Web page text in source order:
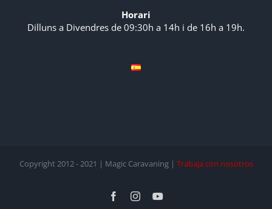
Horari
Dilluns a Divendres de 09:30h a 14h i de 16h a 19h.
Copyright 2012 - 2021 | Magic Caravaning | Trabaja con nosotros
FacebookInstagramYouTube